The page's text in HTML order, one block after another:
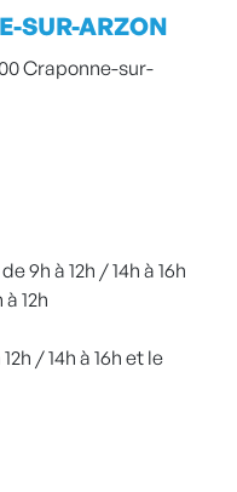
SUR-ARZON
Craponne-sur-
9h à 12h / 14h à 16h
12h
/ 14h à 16h et le